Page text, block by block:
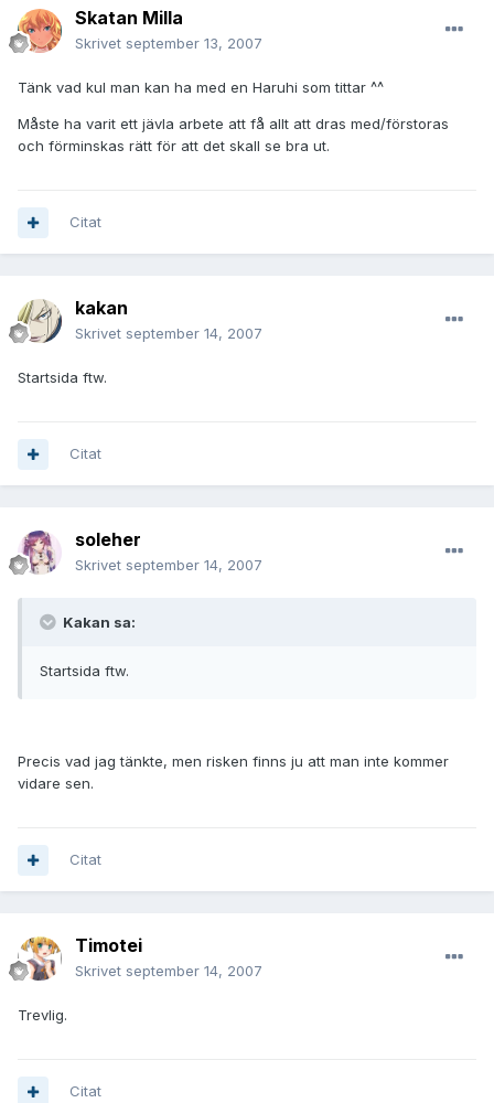
Skatan Milla
Skrivet september 13, 2007
Tänk vad kul man kan ha med en Haruhi som tittar ^^
Måste ha varit ett jävla arbete att få allt att dras med/förstoras
och förminskas rätt för att det skall se bra ut.
Citat
kakan
Skrivet september 14, 2007
Startsida ftw.
Citat
soleher
Skrivet september 14, 2007
Kakan sa:
Startsida ftw.
Precis vad jag tänkte, men risken finns ju att man inte kommer
vidare sen.
Citat
Timotei
Skrivet september 14, 2007
Trevlig.
Citat